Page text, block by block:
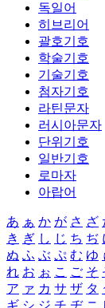
독일어
히브리어
괄호기호
학술기호
기술기호
첨자기호
라틴문자
러시아문자
단위기호
일반기호
로마자
아랍어
あ ぁ か が さ ざ
き ぎ し じ ち ぢ
ぬ ふ ぶ ぷ む ゆ
れ お ぉ こ ご そ
ア ァ カ サ ザ タ